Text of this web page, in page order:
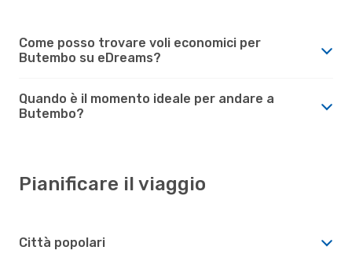
Come posso trovare voli economici per
Butembo su eDreams?
Quando è il momento ideale per andare a
Butembo?
Pianificare il viaggio
Città popolari